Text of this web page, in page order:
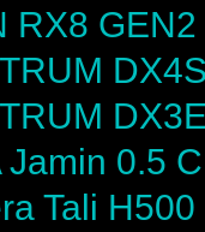
RX8
Jamin 0.5
Tali H500